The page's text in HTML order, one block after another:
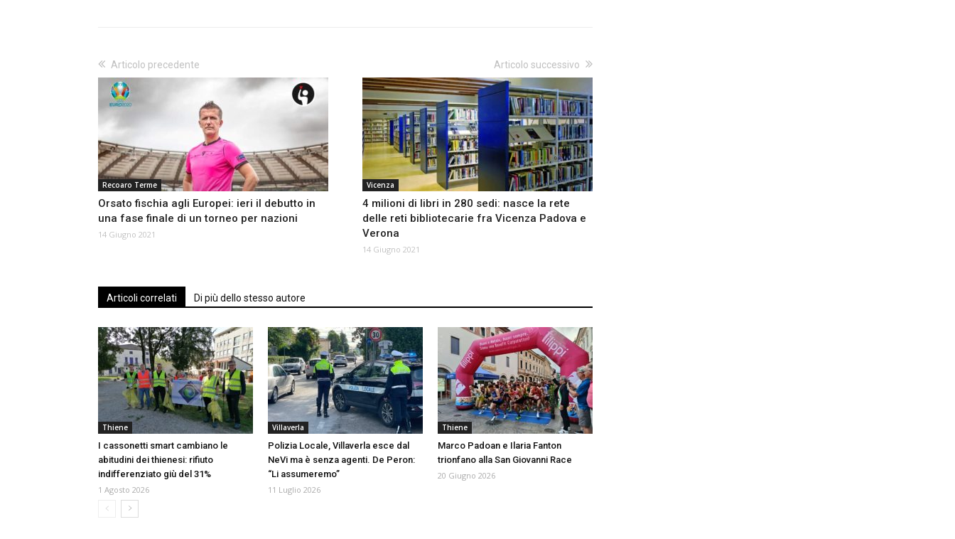
Articolo precedente
Recoaro Terme
Orsato fischia agli Europei: ieri il debutto in
una fase finale di un torneo per nazioni
14 Giugno 2021
Articolo successivo
Vicenza
4 milioni di libri in 280 sedi: nasce la rete
delle reti bibliotecarie fra Vicenza Padova e
Verona
14 Giugno 2021
Articoli correlati Di più dello stesso autore
Thiene
I cassonetti smart cambiano le
abitudini dei thienesi: rifiuto
indifferenziato giù del 31%
1 Agosto 2026
Villaverla
Polizia Locale, Villaverla esce dal
NeVi ma è senza agenti. De Peron:
“Li assumeremo”
11 Luglio 2026
Thiene
Marco Padoan e Ilaria Fanton
trionfano alla San Giovanni Race
20 Giugno 2026